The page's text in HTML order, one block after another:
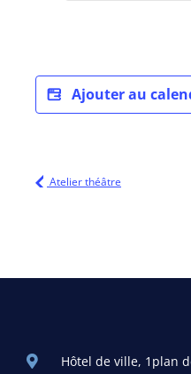
Ajouter au
Atelier théâtre
Hôtel de ville, 1plan